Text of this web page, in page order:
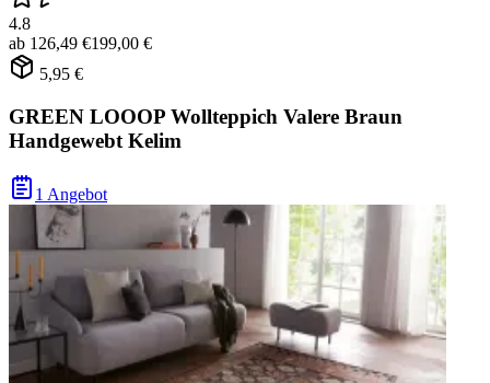
4.8
ab 126,49 €199,00 €
5,95 €
GREEN LOOOP Wollteppich Valere Braun
Handgewebt Kelim
1 Angebot